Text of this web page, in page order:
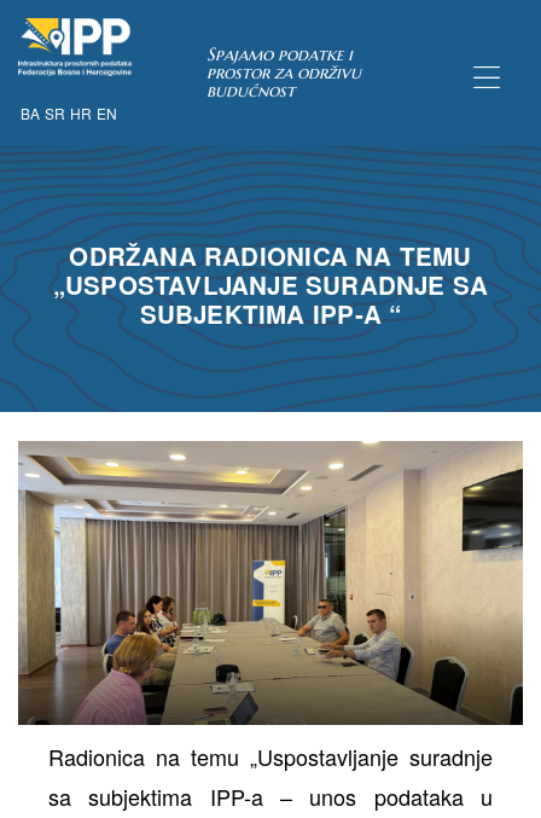
BA SR HR EN
Spajamo podatke i
prostor za održivu
budućnost
ODRŽANA RADIONICA NA TEMU
„USPOSTAVLJANJE SURADNJE SA
SUBJEKTIMA IPP-A “
Radionica na temu „Uspostavljanje suradnje
sa subjektima IPP-a – unos podataka u
uvjeta